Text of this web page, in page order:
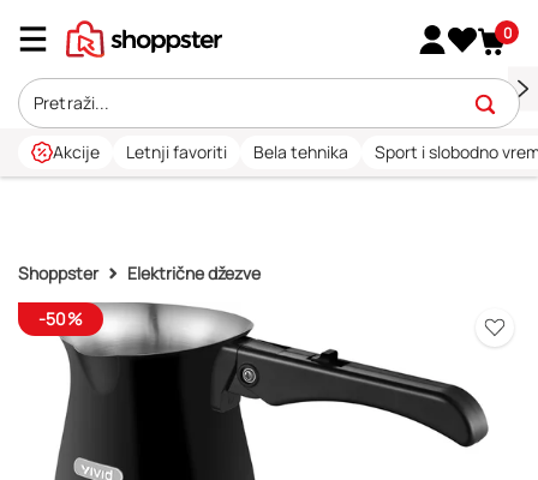
0
Akcije Letnji favoriti Bela tehnika Sport i slobodno
Shoppster
Električne džezve
-50%